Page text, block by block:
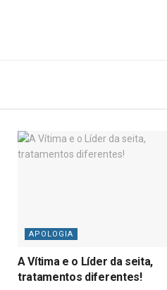
APOLOGIA
A Vítima e o Líder da seita,
tratamentos diferentes!